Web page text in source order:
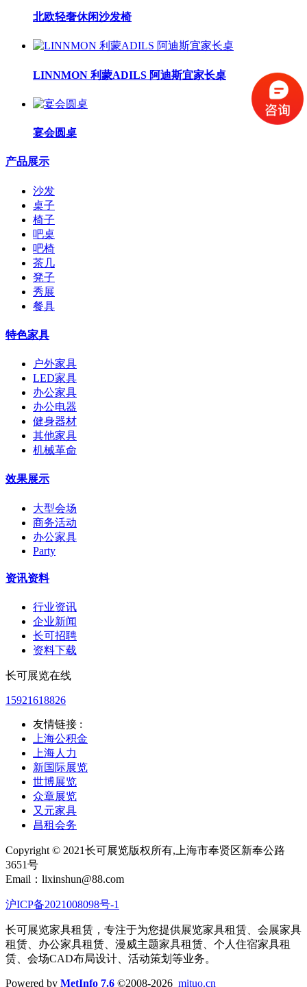
北欧轻奢休闲沙发椅
LINNMON 利蒙ADILS 阿迪斯宜家长桌
宴会圆桌
产品展示
沙发
桌子
椅子
吧桌
吧椅
茶几
凳子
秀展
餐具
特色家具
户外家具
LED家具
办公家具
办公电器
健身器材
其他家具
机械革命
效果展示
大型会场
商务活动
办公家具
Party
资讯资料
行业资讯
企业新闻
长可招聘
资料下载
长可展览在线
15921618826
友情链接 :
上海公积金
上海人力
新国际展览
世博展览
众章展览
又元家具
昌租会务
Copyright © 2021长可展览版权所有,上海市奉贤区新奉公路
3651号
Email：lixinshun@88.com
沪ICP备2021008098号-1
长可展览家具租赁，专注于为您提供展览家具租赁、会展家具
租赁、办公家具租赁、漫威主题家具租赁、个人住宿家具租
赁、会场CAD布局设计、活动策划等业务。
Powered by MetInfo 7.6 ©2008-2026 mituo.cn